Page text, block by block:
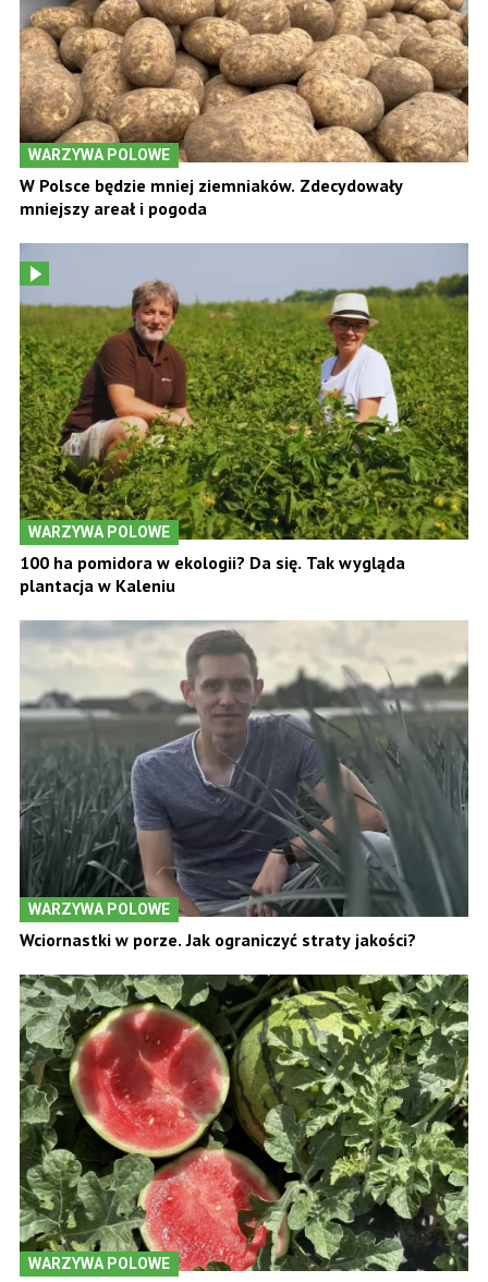
WARZYWA POLOWE
W Polsce będzie mniej ziemniaków. Zdecydowały
mniejszy areał i pogoda
WARZYWA POLOWE
100 ha pomidora w ekologii? Da się. Tak wygląda
plantacja w Kaleniu
WARZYWA POLOWE
Wciornastki w porze. Jak ograniczyć straty jakości?
WARZYWA POLOWE